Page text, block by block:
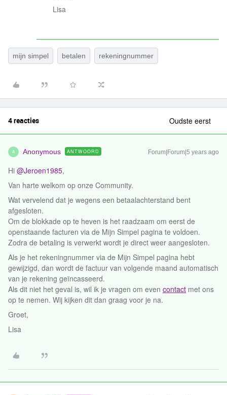
Lisa
mijn simpel betalen rekeningnummer
4 reacties Oudste eerst
A Anonymous ANTWOORD Forum|Forum|5 years ago
Hi @Jeroen1985,
Van harte welkom op onze Community.
Wat vervelend dat je wegens een betaalachterstand bent
afgesloten.
Om de blokkade op te heven is het raadzaam om eerst de
openstaande facturen via de Mijn Simpel pagina te voldoen.
Zodra de betaling is verwerkt wordt je direct weer aangesloten.
Als je het rekeningnummer via de Mijn Simpel pagina hebt
gewijzigd, dan wordt de factuur van volgende maand automatisch
van je rekening geïncasseerd.
Als dit niet het geval is, wil ik je vragen om even contact met ons
op te nemen. Wij kijken dit dan graag voor je na.
Groet,
Lisa